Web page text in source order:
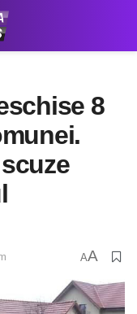
8
AA